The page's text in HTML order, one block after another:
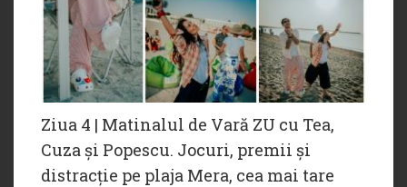
Ziua 4 | Matinalul de Vară ZU cu Tea,
Cuza și Popescu. Jocuri, premii și
distracție pe plaja Mera, cea mai tare